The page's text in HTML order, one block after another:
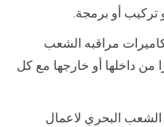
أو برمجة.
مراقبه الشعب
من داخلها أو خارجها مع كل
الشعب البحري لاعمال